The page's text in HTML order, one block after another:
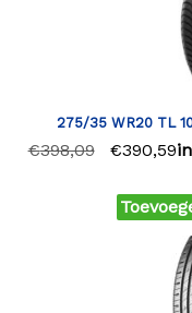
275/35 WR20 TL
€398,09 €390,59